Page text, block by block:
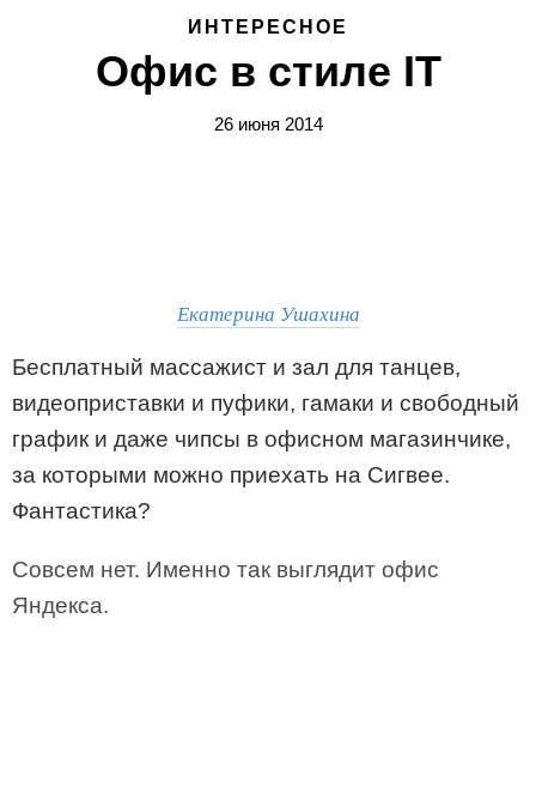
ИНТЕРЕСНОЕ
Офис в стиле IT
26 июня 2014
Екатерина Ушахина
Бесплатный массажист и зал для танцев,
видеоприставки и пуфики, гамаки и свободный
график и даже чипсы в офисном магазинчике,
за которыми можно приехать на Сигвее.
Фантастика?
Совсем нет. Именно так выглядит офис
Яндекса.